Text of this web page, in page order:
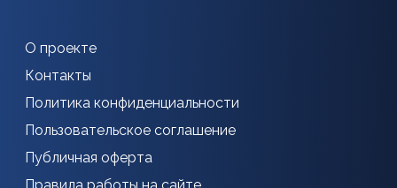
О проекте
Контакты
Политика конфиденциальности
Пользовательское соглашение
Публичная оферта